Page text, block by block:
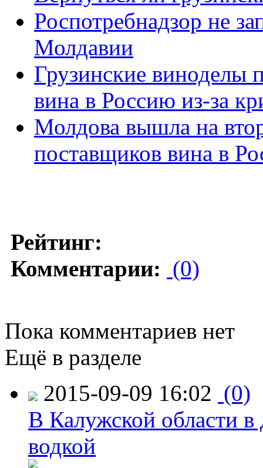
Роспотребнадзор не
Молдавии
Грузинские виноделы
вина в Россию из-за
Молдова вышла на
поставщиков вина в
Рейтинг:
Комментарии: (0)
Пока комментариев нет
Ещё в разделе
2015-09-09 16:02 (0)
В Калужской области в
водкой